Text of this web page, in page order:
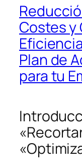
Costes y
Plan de
para tu